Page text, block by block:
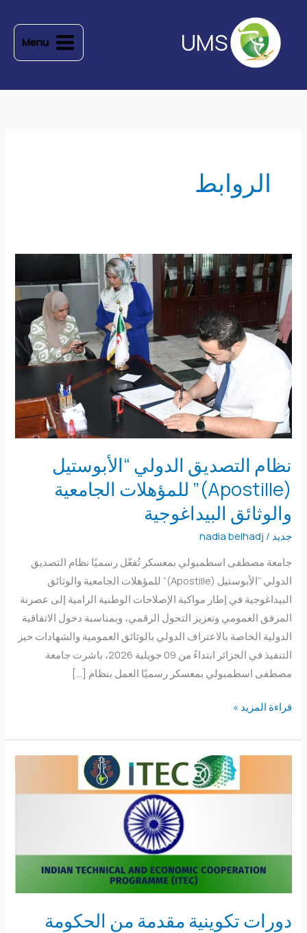
المحتوى
UMS
Menu
الروابط
نظام التصديق الدولي “الأبوستيل
(Apostille)” للمؤهلات الجامعية
والوثائق البيداغوجية
جديد /
nadia belhadj
جامعة مصطفى اسطمبولي بمعسكر تُفعّل رسميًا نظام التصديق
الدولي “الأبوستيل (Apostille)” للمؤهلات الجامعية والوثائق
البيداغوجية في إطار مواكبة الإصلاحات الوطنية الرامية إلى عصرنة
المرفق العمومي وتعزيز التحول الرقمي، وبمناسبة دخول الاتفاقية
الدولية الخاصة بالاعتراف الدولي بالوثائق العمومية والشهادات حيز
التنفيذ في الجزائر ابتداءً من 09 جويلية 2026، باشرت جامعة
مصطفى اسطمبولي بمعسكر رسميًا العمل بنظام […]
نظام
التصديق
الدولي
“الأبوستيل
(Apostille)”
للمؤهلات
الجامعية
والوثائق
البيداغوجية
قراءة المزيد »
دورات تكوينية مقدمة من الحكومة
الهندية
إطار
(ITEC)